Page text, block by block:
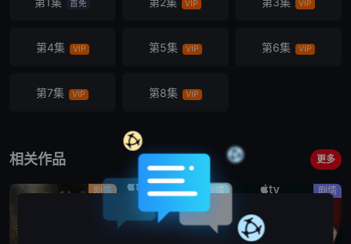
首免 VIP VIP
第4集 VIP 第5集 VIP 第6集 VIP
第7集 VIP 第8集 VIP
相关作品 更多
剧情 剧情 剧情